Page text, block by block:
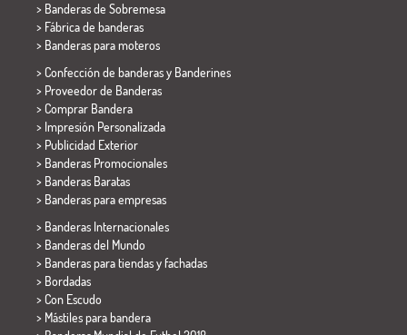
> Banderas de Sobremesa
> Fábrica de banderas
> Banderas para moteros
> Confección de banderas y Banderines
> Proveedor de Banderas
> Comprar Bandera
> Impresión Personalizada
> Publicidad Exterior
> Banderas Promocionales
> Banderas Baratas
> Banderas para empresas
> Banderas Internacionales
> Banderas del Mundo
> Banderas para tiendas y fachadas
> Bordadas
> Con Escudo
> Mástiles para bandera